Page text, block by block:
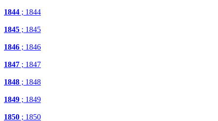
1844 ; 1844
1845 ; 1845
1846 ; 1846
1847 ; 1847
1848 ; 1848
1849 ; 1849
1850 ; 1850